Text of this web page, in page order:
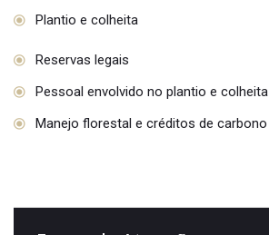
Plantio e colheita
Reservas legais
Pessoal envolvido no plantio e colheita
Manejo florestal e créditos de carbono